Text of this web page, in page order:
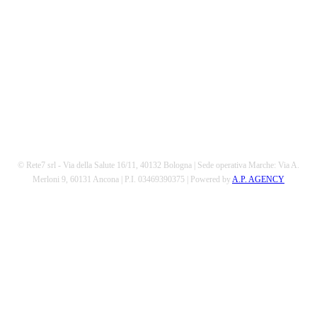
© Rete7 srl - Via della Salute 16/11, 40132 Bologna | Sede operativa Marche: Via A.
Merloni 9, 60131 Ancona | P.I. 03469390375 | Powered byA.P. AGENCY